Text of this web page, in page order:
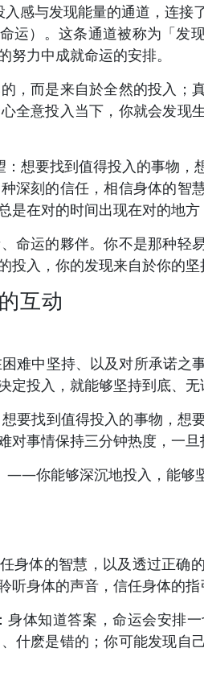
感与发现能量的通道，连接
运）。这条通道被称为「发
力中成就命运的安排。
，而是来自於全然的投入；
全意投入当下，你就会发现
想要找到值得投入的事物
深刻的信任，相信身体的智
在对的时间出现在对的地方
命运的夥伴。你不是那种轻
入，你的发现来自於你的坚
互动
难中坚持、以及对所承诺之
投入，就能够坚持到底、无
要找到值得投入的事物，想
事情保持三分钟热度，一旦
你能够深沉地投入，能够
身体的智慧，以及透过正确
身体的声音，信任身体的指
体知道答案，命运会安排
什麽是错的；你可能发现自